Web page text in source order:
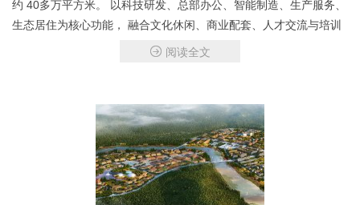
约 40多万平方米。 以科技研发、总部办公、智能制造、生产服务、
生态居住为核心功能， 融合文化休闲、商业配套、人才交流与培训
等配套功能于一体的第四代复合型智能科技公园。
阅读全文